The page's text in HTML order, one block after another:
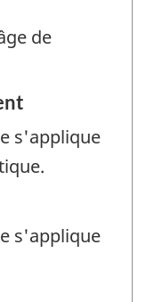
de
s'applique
s'applique